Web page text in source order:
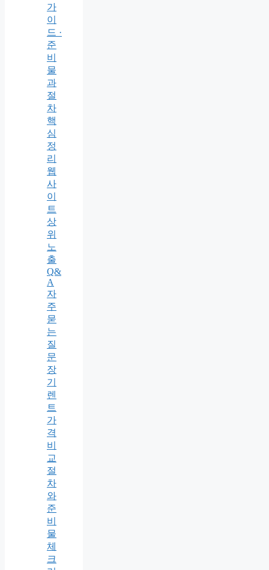
가
이
드 ·
준
비
물
과
절
차
핵
심
정
리
웹
사
이
트
상
위
노
출
Q&
A
자
주
묻
는
질
문
장
기
렌
트
가
격
비
교
절
차
와
준
비
물
체
크